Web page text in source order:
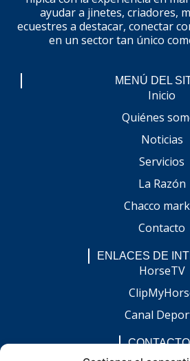
ayudar a jinetes, criadores,
ecuestres a destacar, conectar
en un sector tan único
MENÚ DEL
Inicio
Quiénes
Noticias
Servicios
La Razón
Chacco
Contacto
ENLACES DE
HorseTV
Canal
CONTACTO